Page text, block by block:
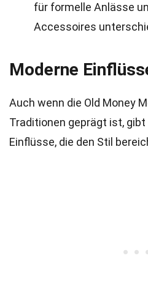
für formelle Anlässe
Accessoires
Moderne
Auch wenn die Old Money
Traditionen geprägt ist,
Einflüsse, die den Stil